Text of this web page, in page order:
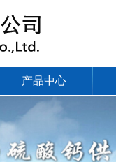
产品中心